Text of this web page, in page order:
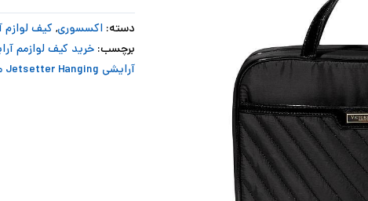
دسته: اکسسوری, کیف لوازم
برچسب: خرید کیف لوازمم
آرایشی Jetsetter Hanging مشکی ویکتوریا سکرت